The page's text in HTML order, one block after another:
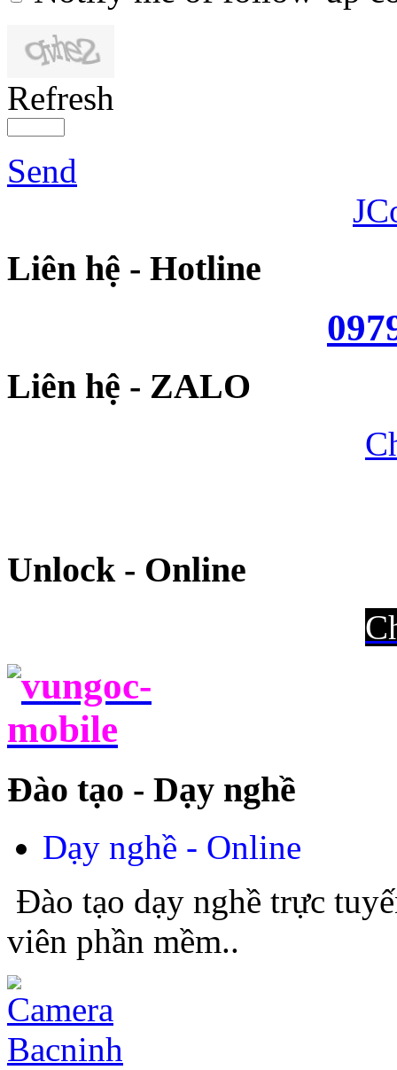
Refresh
Send
Liên hệ - Hotline
Liên hệ - ZALO
Unlock - Online
Đào tạo - Dạy nghề
Dạy nghề - Online
Đào tạo dạy nghề trực
viên phần mềm..